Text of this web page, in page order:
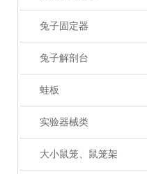
兔子固定器
兔子解剖台
蛙板
实验器械类
大小鼠笼、鼠笼架